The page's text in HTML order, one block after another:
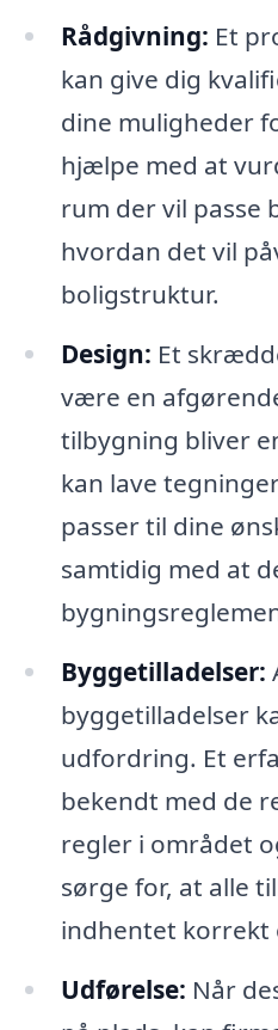
Rådgivning: Et
kan give dig
dine muligheder
hjælpe med at
rum der vil passe
hvordan det vil
boligstruktur.
Design: Et
være en
tilbygning bliver
kan lave
passer til dine
samtidig med at
Byggetilladelser:
byggetilladelser
udfordring. Et
bekendt med de
regler i området
sørge for, at alle
indhentet
Udførelse: Når